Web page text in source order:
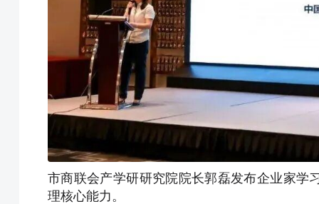
市商联会产学研研究院院长郭磊发布企业家学
理核心能力。